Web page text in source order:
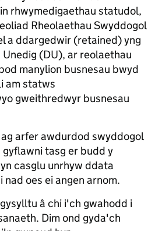
rhwymedigaethau statudol,
Rheolaethau Swyddogol
a ddargedwir (retained) yng
(DU), ar reolaethau
manylion busnesau bwyd
am statws
gweithredwyr busnesau
arfer awdurdod swyddogol
tasg er budd y
casglu unrhyw ddata
oes ei angen arnom.
â chi i'ch gwahodd i
Dim ond gyda'ch